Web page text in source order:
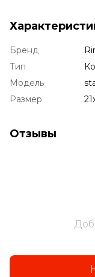
Бренд
Тип
Модель
Размер
Отзывы